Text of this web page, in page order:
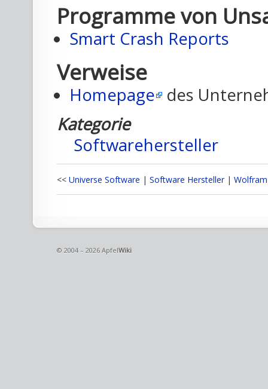
Programme von
Smart Crash Reports
Verweise
Homepage des
Kategorie
Softwarehersteller
<< Universe Software | Software Hersteller|
© 2004 – 2026 ApfelWiki